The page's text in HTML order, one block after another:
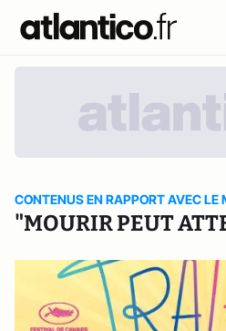
CONTENUS EN RAPPORT AVEC LE
"MOURIR PEUT